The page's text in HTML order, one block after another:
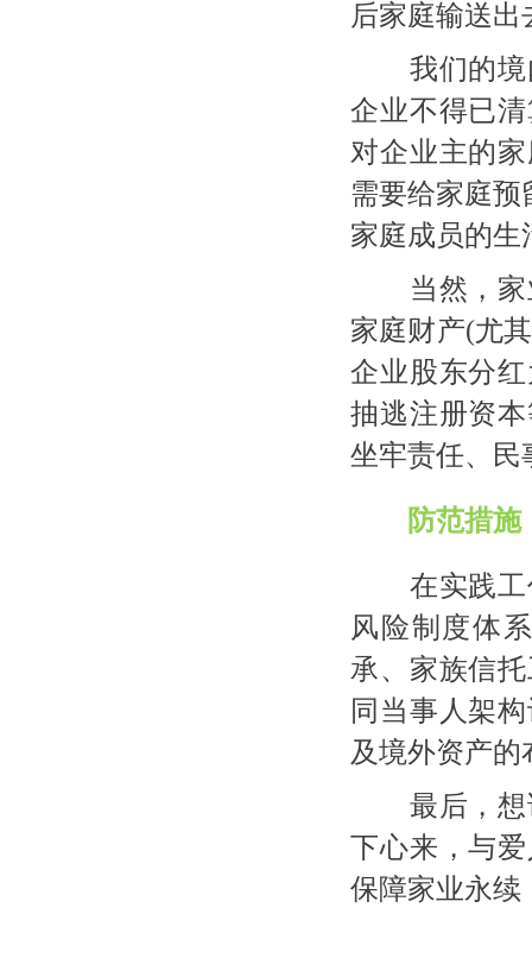
后家庭输送
我们的境内
企业不得已
对企业主的
需要给家庭预
家庭成员的生
当然，家业
家庭财产(尤
企业股东分
抽逃注册资
坐牢责任、民
防范措施
在实践工作
风险制度体
承、家族信
同当事人架
及境外资产
最后，想说
下心来，与
保障家业永续